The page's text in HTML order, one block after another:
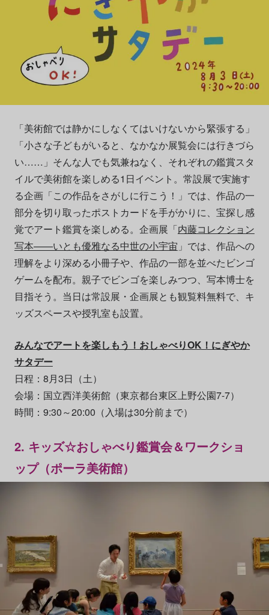
「美術館では静かにしなくてはいけないから緊張する」
「小さな子どもがいると、なかなか展覧会には行きづら
い……」そんな人でも気兼ねなく、それぞれの鑑賞スタ
イルで美術館を楽しめる1日イベント。常設展で実施す
る企画「この作品をさがしに行こう！」では、作品の一
部分を切り取ったポストカードを手がかりに、宝探し感
覚でアート鑑賞を楽しめる。企画展「内藤コレクション
写本——いとも優雅なる中世の小宇宙 」では、作品への
理解をより深める小冊子や、作品の一部を並べたビンゴ
ゲームを配布。親子でビンゴを楽しみつつ、写本博士を
目指そう。当日は常設展・企画展とも観覧料無料で、キ
ッズスペースや授乳室も設置。
みんなでアートを楽しもう！おしゃべりOK！にぎやか
サタデー
日程：8月3日（土）
会場：国立西洋美術館（東京都台東区上野公園7-7）
時間：9:30～20:00（入場は30分前まで）
2. キッズ☆おしゃべり鑑賞会＆ワークショ
ップ（ポーラ美術館）